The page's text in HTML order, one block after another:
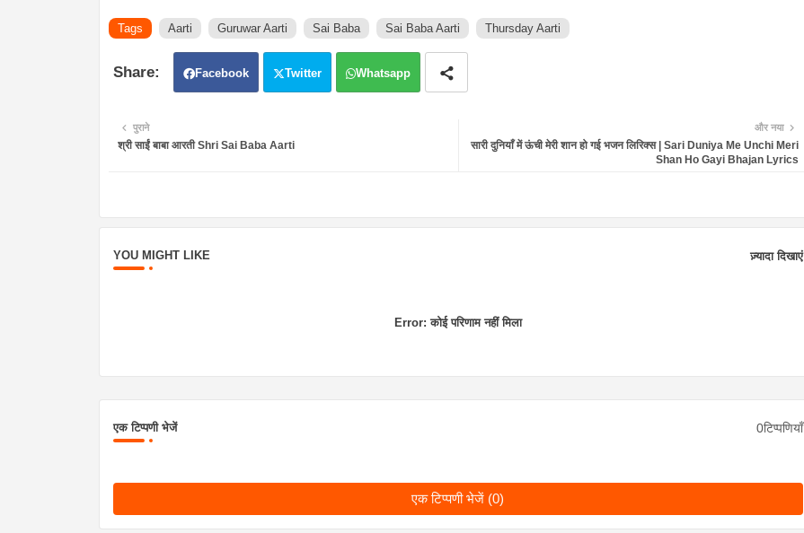
Tags Aarti Guruwar Aarti Sai Baba Sai Baba Aarti Thursday Aarti
Facebook Twitter Whatsapp
और नया
सारी दुनियाँ में ऊंची मेरी शान हो गई भजन लिरिक्स | Sari Duniya Me Unchi Meri
Shan Ho Gayi Bhajan Lyrics
पुराने
श्री साईं बाबा आरती Shri Sai Baba Aarti
YOU MIGHT LIKE ज़्यादा दिखाएं
Error: कोई परिणाम नहीं मिला
एक टिप्पणी भेजें 0टिप्पणियाँ
एक टिप्पणी भेजें (0)